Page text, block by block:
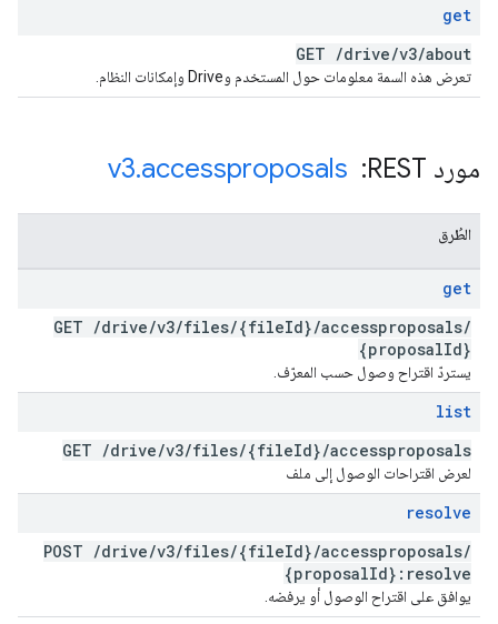
get
GET /drive/v3/about
تعرض هذه السمة معلومات حول المستخدم وDrive وإمكانات النظام.
مورد REST: ‏ v3.accessproposals
الطُرق
get
GET /drive/v3/files/{fileId}/accessproposals/
{proposalId}
يستردّ اقتراح وصول حسب المعرّف.
list
GET /drive/v3/files/{fileId}/accessproposals
لعرض اقتراحات الوصول إلى ملف
resolve
POST /drive/v3/files/{fileId}/accessproposals/
{proposalId}:resolve
يوافق على اقتراح الوصول أو يرفضه.